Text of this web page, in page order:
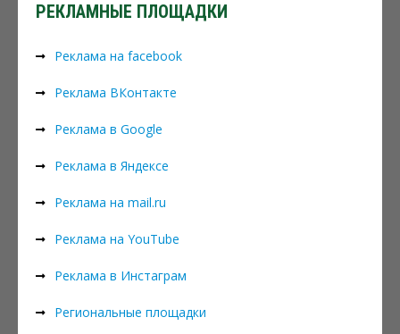
РЕКЛАМНЫЕ ПЛОЩАДКИ
Реклама на facebook
Реклама ВКонтакте
Реклама в Google
Реклама в Яндексе
Реклама на mail.ru
Реклама на YouTube
Реклама в Инстаграм
Региональные площадки